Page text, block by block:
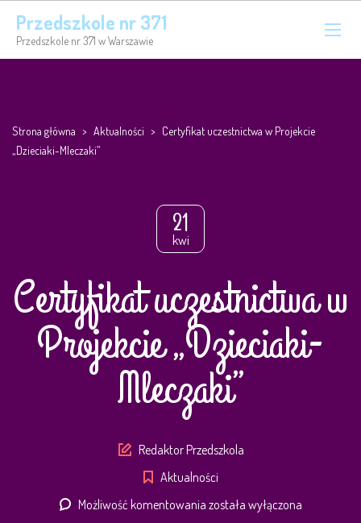
Przedszkole nr 371
Przedszkole nr 371 w Warszawie
Strona główna > Aktualności > Certyfikat uczestnictwa w Projekcie
„Dzieciaki-Mleczaki”
21
kwi
Certyfikat uczestnictwa w
Projekcie „Dzieciaki-
Mleczaki”
Author
Redaktor Przedszkola
Aktualności
Możliwość komentowania Certyfikat
została wyłączona